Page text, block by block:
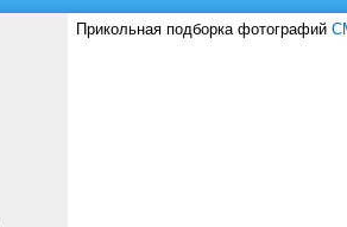
Прикольная подборка фотографий